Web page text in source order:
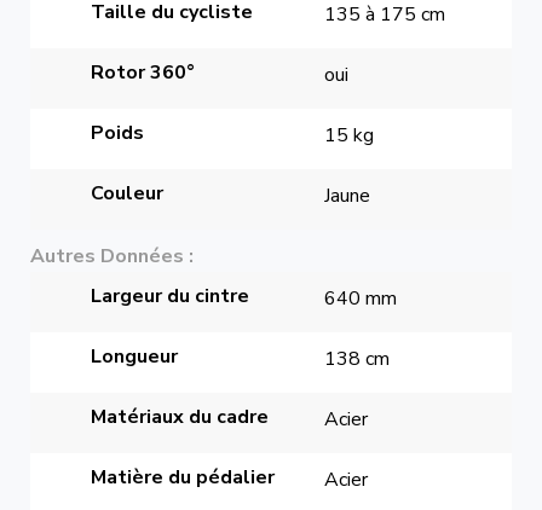
Taille du cycliste 135 à 175 cm
Rotor 360° oui
Poids 15 kg
Couleur Jaune
Autres Données
Largeur du cintre
640 mm
Longueur 138 cm
Matériaux du cadre Acier
Matière du pédalier Acier